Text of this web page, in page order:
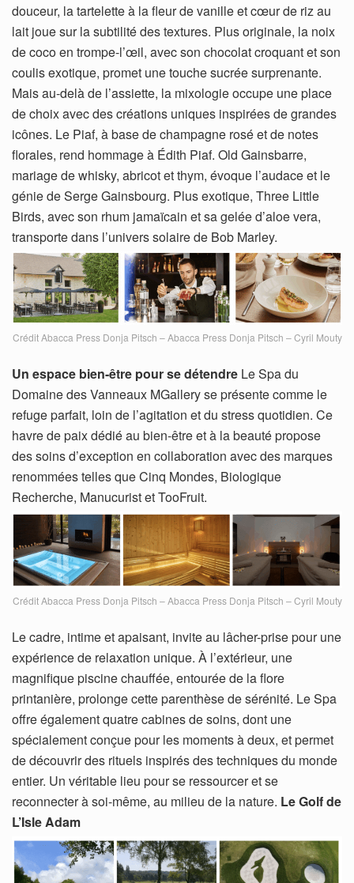
douceur, la tartelette à la fleur de vanille et cœur de riz au
lait joue sur la subtilité des textures. Plus originale, la noix
de coco en trompe-l’œil, avec son chocolat croquant et son
coulis exotique, promet une touche sucrée surprenante.
Mais au-delà de l’assiette, la mixologie occupe une place
de choix avec des créations uniques inspirées de grandes
icônes. Le Piaf, à base de champagne rosé et de notes
florales, rend hommage à Édith Piaf. Old Gainsbarre,
mariage de whisky, abricot et thym, évoque l’audace et le
génie de Serge Gainsbourg. Plus exotique, Three Little
Birds, avec son rhum jamaïcain et sa gelée d’aloe vera,
transporte dans l’univers solaire de Bob Marley.
Crédit Abacca Press Donja Pitsch – Abacca Press Donja Pitsch – Cyril Mouty
Un espace bien-être pour se détendre Le Spa du
Domaine des Vanneaux MGallery se présente comme le
refuge parfait, loin de l’agitation et du stress quotidien. Ce
havre de paix dédié au bien-être et à la beauté propose
des soins d’exception en collaboration avec des marques
renommées telles que Cinq Mondes, Biologique
Recherche, Manucurist et TooFruit.
Crédit Abacca Press Donja Pitsch – Abacca Press Donja Pitsch – Cyril Mouty
Le cadre, intime et apaisant, invite au lâcher-prise pour une
expérience de relaxation unique. À l’extérieur, une
magnifique piscine chauffée, entourée de la flore
printanière, prolonge cette parenthèse de sérénité. Le Spa
offre également quatre cabines de soins, dont une
spécialement conçue pour les moments à deux, et permet
de découvrir des rituels inspirés des techniques du monde
entier. Un véritable lieu pour se ressourcer et se
reconnecter à soi-même, au milieu de la nature. Le Golf de
L’Isle Adam